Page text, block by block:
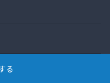
る